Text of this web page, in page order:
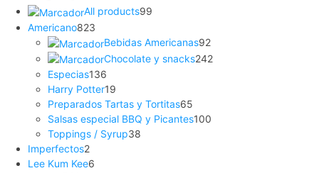
All products99
Americano823
Bebidas Americanas92
Chocolate y snacks242
Especias136
Harry Potter19
Preparados Tartas y Tortitas65
Salsas especial BBQ y Picantes100
Toppings / Syrup38
Imperfectos2
Lee Kum Kee6